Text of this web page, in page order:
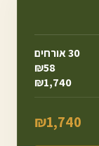
30אורחים
₪58
₪1,740
₪1,740